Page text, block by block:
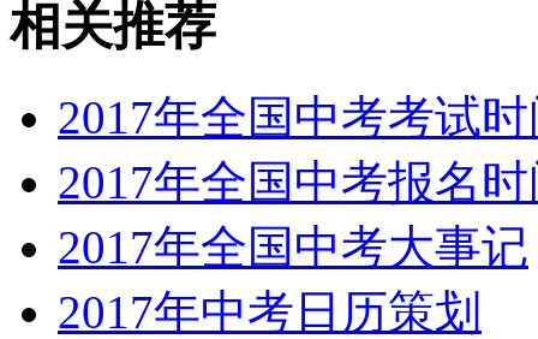
相关推荐
2017年全国中考考试
2017年全国中考报名
2017年全国中考大事记
2017年中考日历策划